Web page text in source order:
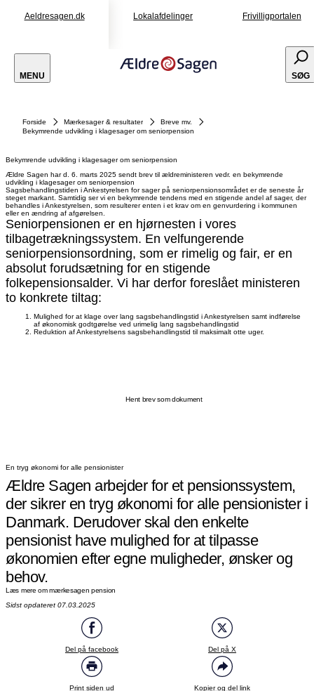
Aeldresagen.dk Lokalafdelinger Frivilligportalen
MENU SØG
Forside Mærkesager & resultater
Breve mv.
Bekymrende udvikling i klagesager om seniorpension
Bekymrende udvikling i klagesager om seniorpension
Ældre Sagen har d. 6. marts 2025 sendt brev til ældreministeren vedr. en bekymrende
udvikling i klagesager om seniorpension
Sagsbehandlingstiden i Ankestyrelsen for sager på seniorpensionsområdet er de seneste år
steget markant. Samtidig ser vi en bekymrende tendens med en stigende andel af sager, der
behandles i Ankestyrelsen, som resulterer enten i et krav om en genvurdering i kommunen
eller en ændring af afgørelsen.
Seniorpensionen er en hjørnesten i vores
tilbagetrækningssystem. En velfungerende
seniorpensionsordning, som er rimelig og fair, er en
absolut forudsætning for en stigende
folkepensionsalder. Vi har derfor foreslået ministeren
to konkrete tiltag:
Mulighed for at klage over lang sagsbehandlingstid i Ankestyrelsen samt indførelse
af økonomisk godtgørelse ved urimelig lang sagsbehandlingstid
Reduktion af Ankestyrelsens sagsbehandlingstid til maksimalt otte uger.
Hent brev som dokument
En tryg økonomi for alle pensionister
Ældre Sagen arbejder for et pensionssystem,
der sikrer en tryg økonomi for alle pensionister i
Danmark. Derudover skal den enkelte
pensionist have mulighed for at tilpasse
økonomien efter egne muligheder, ønsker og
behov.
Læs mere om mærkesagen pension
Sidst opdateret 07.03.2025
Del på facebook Del på X
Print siden ud Kopier og del link